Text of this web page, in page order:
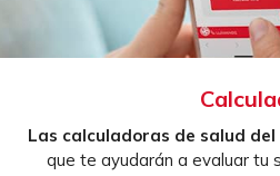
Las calculadoras de salud del
que te ayudarán a evaluar tu